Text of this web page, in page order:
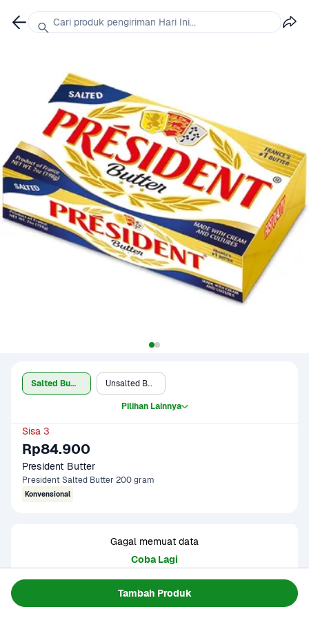
Tambah Produk
Salted Butter Unsalted Butter
Pilihan Lainnya
Sisa 3
Rp84.900
President Butter
President Salted Butter 200 gram
Konvensional
Gagal memuat data
Coba Lagi
Informasi Produk
Cari produk pengiriman Hari Ini...